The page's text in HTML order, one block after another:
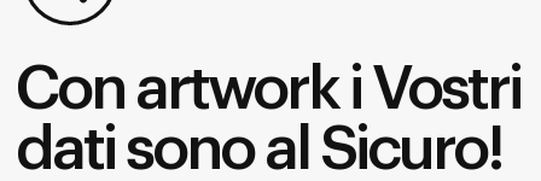
Con artwork i Vostri
dati sono al Sicuro!